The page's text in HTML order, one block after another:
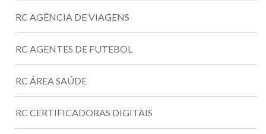
RC AGÊNCIA DE VIAGENS
RC AGENTES DE FUTEBOL
RC ÁREA SAÚDE
RC CERTIFICADORAS DIGITAIS